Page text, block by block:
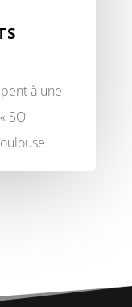
à une
SO